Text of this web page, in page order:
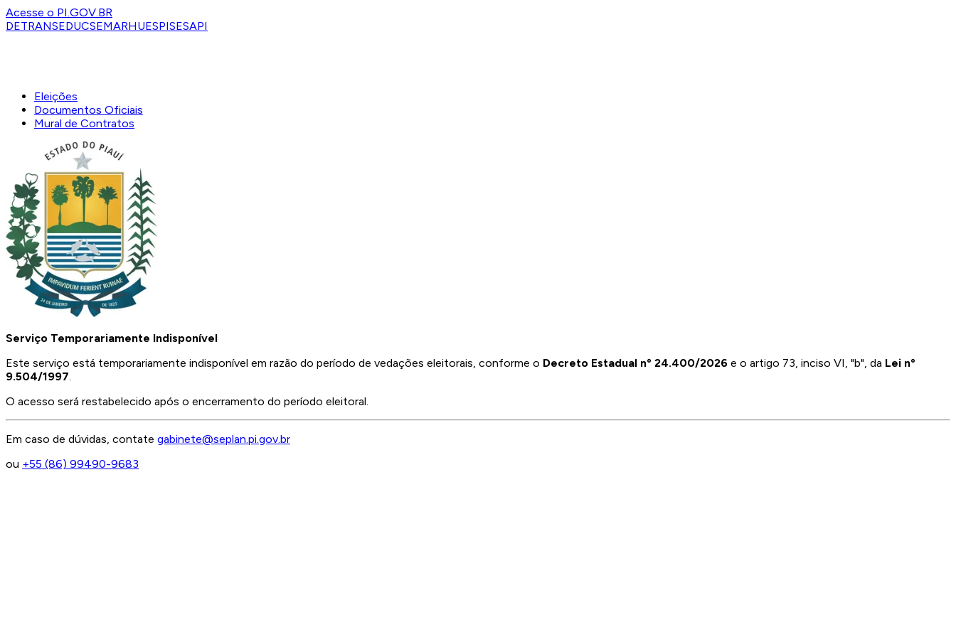
Acesse o PI.GOV.BR
DETRANSEDUCSEMARHUESPISESAPI
Eleições
Documentos Oficiais
Mural de Contratos
Serviço Temporariamente Indisponível
Este serviço está temporariamente indisponível em razão do período de vedações eleitorais, conforme o Decreto Estadual nº 24.400/2026 e o artigo 73, inciso VI, "b", da Lei nº
9.504/1997.
O acesso será restabelecido após o encerramento do período eleitoral.
Em caso de dúvidas, contate gabinete@seplan.pi.gov.br
ou +55 (86) 99490-9683